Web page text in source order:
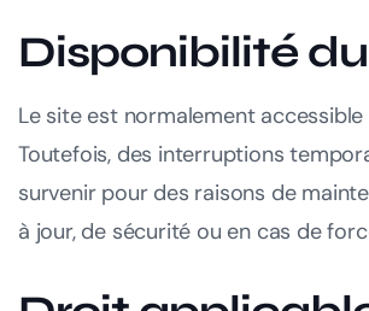
Disponibilité
Le site est normalement
Toutefois, des interruptions
survenir pour des raisons de
à jour, de sécurité ou en cas de